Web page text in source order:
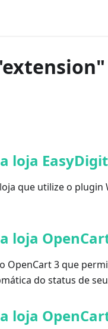
loja
que utilize o plugin
loja
OpenCart 3 que
do status de
loja